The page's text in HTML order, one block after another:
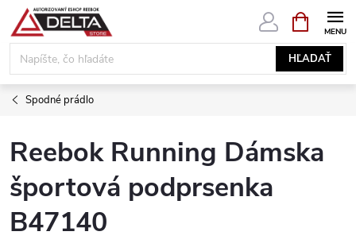
Prejsť
obsah
HĽADAŤ
KOŠÍK
Spodné prádlo
Reebok Running Dámska
športová podprsenka
B47140